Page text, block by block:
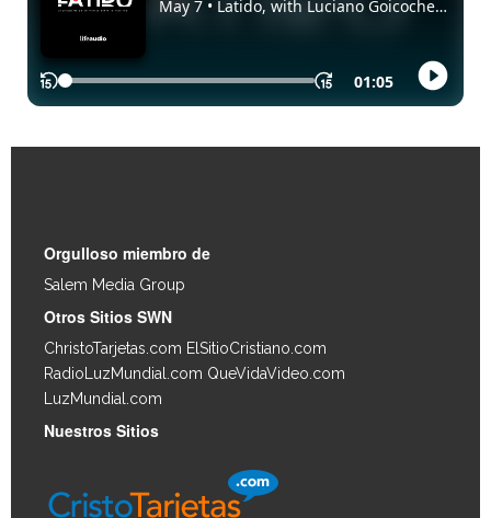
Orgulloso miembro de
Salem Media Group
Otros Sitios SWN
ChristoTarjetas.com ElSitioCristiano.com
RadioLuzMundial.com QueVidaVideo.com
LuzMundial.com
Nuestros Sitios